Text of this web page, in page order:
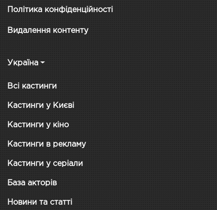
Політика конфіденційності
Видалення контенту
Україна
Всі кастинги
Кастинги у Києві
Кастинги у кіно
Кастинги в рекламу
Кастинги у серіали
База акторів
Новини та статті